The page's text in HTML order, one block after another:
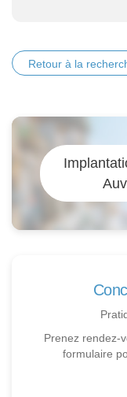
Retour à la
Prenez rendez-
formulaire